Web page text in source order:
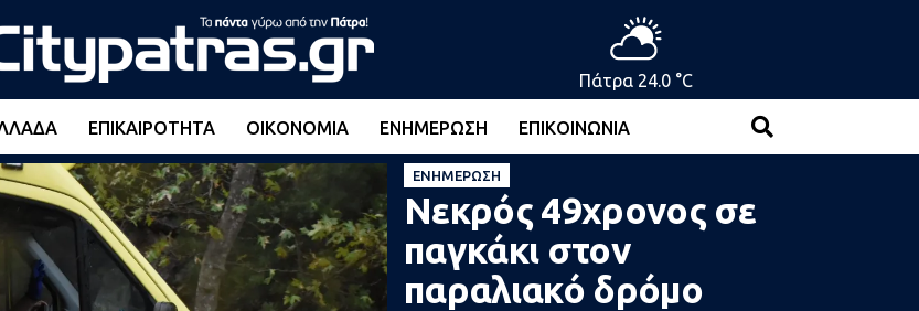
Πάτρα 24.0 °C
ΕΠΙΚΑΙΡΌΤΗΤΑ ΟΙΚΟΝΟΜΊΑ ΕΝΗΜΈΡΩΣΗ ΕΠΙΚΟΙΝΩΝΊΑ
ΕΝΗΜΈΡΩΣΗ
Νεκρός 49χρονος σε
παγκάκι στον
παραλιακό δρόμο